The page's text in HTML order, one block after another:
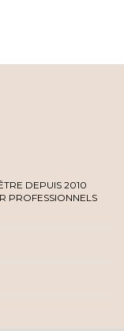
DEPUIS 2010
PROFESSIONNELS